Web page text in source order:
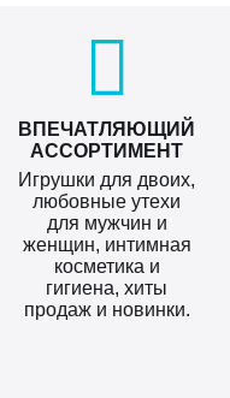
ВПЕЧАТЛЯЮЩИЙ
АССОРТИМЕНТ
Игрушки для двоих,
любовные утехи
для мужчин и
женщин, интимная
косметика и
гигиена, хиты
продаж и новинки.